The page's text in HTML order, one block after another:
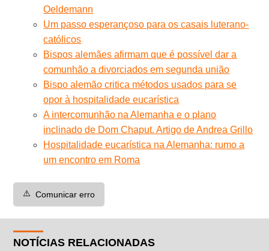
Oeldemann
Um passo esperançoso para os casais luterano-
católicos
Bispos alemães afirmam que é possível dar a
comunhão a divorciados em segunda união
Bispo alemão critica métodos usados para se
opor à hospitalidade eucarística
A intercomunhão na Alemanha e o plano
inclinado de Dom Chaput. Artigo de Andrea Grillo
Hospitalidade eucarística na Alemanha: rumo a
um encontro em Roma
⚠️ Comunicar erro
NOTÍCIAS RELACIONADAS